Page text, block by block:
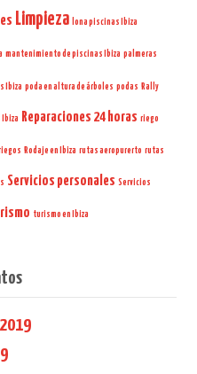
Limpieza lona piscinas Ibiza
mantenimiento de piscinas Ibiza palmeras
Ibiza poda en altura de árboles podas Rally
Ibiza Reparaciones 24 horas riego
Rodaje en Ibiza rutas aeropurerto rutas
Servicios personales Servicios
turismo en Ibiza